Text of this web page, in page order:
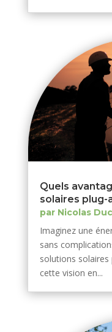
Quels
solaires plug-
par Nicolas
Imaginez une
sans
solutions
cette vision en...